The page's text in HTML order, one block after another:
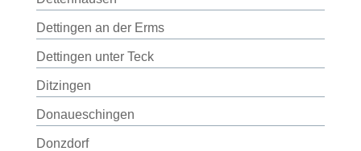
Dettingen an der Erms
Dettingen unter Teck
Ditzingen
Donaueschingen
Donzdorf